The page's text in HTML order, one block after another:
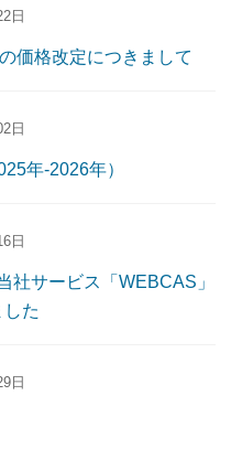
日
価格改定につきまして
日
年-2026年）
日
社サービス「WEBCAS」
た
日